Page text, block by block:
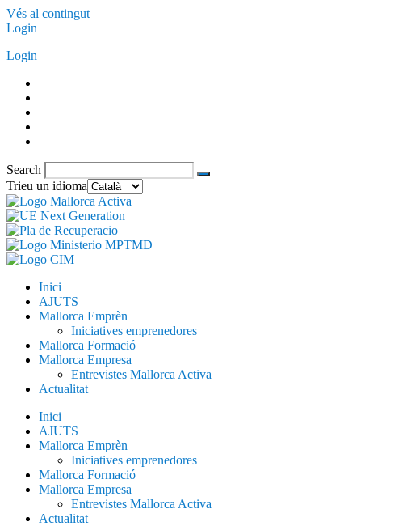
Vés al contingut
Login
Login
Search
Trieu un idioma
Inici
AJUTS
Mallorca Emprèn
Iniciatives emprenedores
Mallorca Formació
Mallorca Empresa
Entrevistes Mallorca Activa
Actualitat
Inici
AJUTS
Mallorca Emprèn
Iniciatives emprenedores
Mallorca Formació
Mallorca Empresa
Entrevistes Mallorca Activa
Actualitat